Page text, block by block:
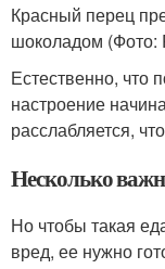
Красный перец
шоколадом (Фото:
Естественно, что
настроение
расслабляется,
Несколько
Но чтобы такая
вред, ее нужно